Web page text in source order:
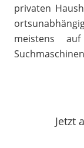
privaten
meistens
Jetzt